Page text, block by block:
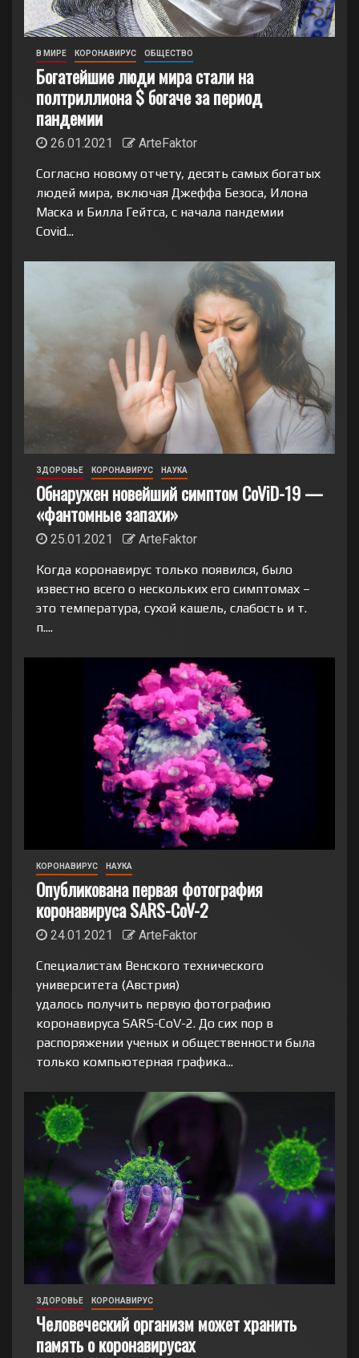
В МИРЕ КОРОНАВИРУС ОБЩЕСТВО
Богатейшие люди мира стали на
полтриллиона $ богаче за период
пандемии
26.01.2021
ArteFaktor
Согласно новому отчету, десять самых богатых
людей мира, включая Джеффа Безоса, Илона
Маска и Билла Гейтса, с начала пандемии
Covid...
ЗДОРОВЬЕ КОРОНАВИРУС НАУКА
Обнаружен новейший симптом CoViD-19 —
«фантомные запахи»
25.01.2021
ArteFaktor
Когда коронавирус только появился, было
известно всего о нескольких его симптомах –
это температура, сухой кашель, слабость и т.
п....
КОРОНАВИРУС НАУКА
Опубликована первая фотография
коронавируса SARS-CoV-2
24.01.2021
ArteFaktor
Специалистам Венского технического
университета (Австрия)
удалось получить первую фотографию
коронавируса SARS-CoV-2. До сих пор в
распоряжении ученых и общественности была
только компьютерная графика...
ЗДОРОВЬЕ КОРОНАВИРУС
Человеческий организм может хранить
память о коронавирусах